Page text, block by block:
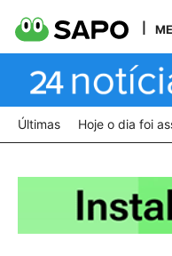
Últimas Hoje o dia foi